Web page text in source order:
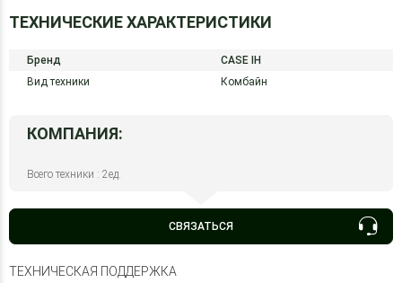
ТЕХНИЧЕСКИЕ ХАРАКТЕРИСТИКИ
Бренд
CASE IH
Вид техники
Комбайн
КОМПАНИЯ:
Всего техники : 2ед.
СВЯЗАТЬСЯ
ТЕХНИЧЕСКАЯ ПОДДЕРЖКА